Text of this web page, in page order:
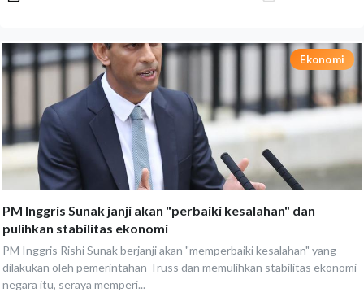
Ekonomi
PM Inggris Sunak janji akan "perbaiki kesalahan" dan
pulihkan stabilitas ekonomi
PM Inggris Rishi Sunak berjanji akan "memperbaiki kesalahan" yang
dilakukan oleh pemerintahan Truss dan memulihkan stabilitas ekonomi
negara itu, seraya memperi...